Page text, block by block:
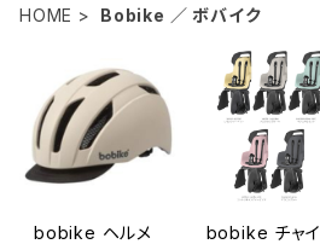
HOME Bobike ／ ボバイク
bobike ヘルメ
bobike チャイ